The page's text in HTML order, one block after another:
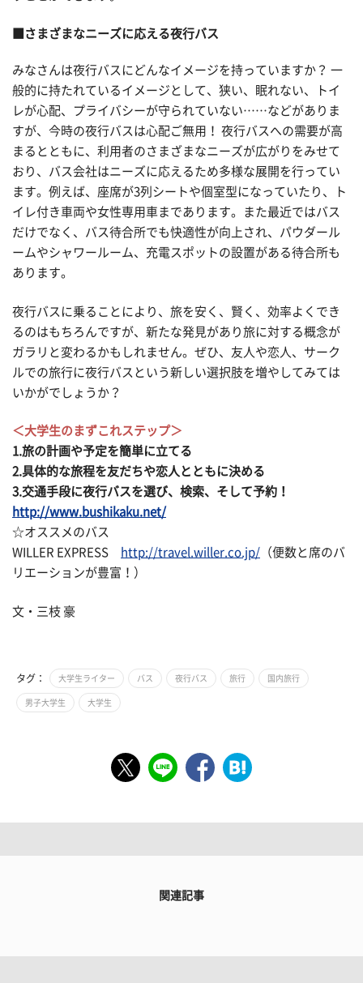
■さまざまなニーズに応える夜行バス
みなさんは夜行バスにどんなイメージを持っていますか？ 一
般的に持たれているイメージとして、狭い、眠れない、トイ
レが心配、プライバシーが守られていない……などがありま
すが、今時の夜行バスは心配ご無用！ 夜行バスへの需要が高
まるとともに、利用者のさまざまなニーズが広がりをみせて
おり、バス会社はニーズに応えるため多様な展開を行ってい
ます。例えば、座席が3列シートや個室型になっていたり、ト
イレ付き車両や女性専用車まであります。また最近ではバス
だけでなく、バス待合所でも快適性が向上され、パウダール
ームやシャワールーム、充電スポットの設置がある待合所も
あります。
夜行バスに乗ることにより、旅を安く、賢く、効率よくでき
るのはもちろんですが、新たな発見があり旅に対する概念が
ガラリと変わるかもしれません。ぜひ、友人や恋人、サーク
ルでの旅行に夜行バスという新しい選択肢を増やしてみては
いかがでしょうか？
＜大学生のまずこれステップ＞
1.旅の計画や予定を簡単に立てる
2.具体的な旅程を友だちや恋人とともに決める
3.交通手段に夜行バスを選び、検索、そして予約！
http://www.bushikaku.net/
☆オススメのバス
WILLER EXPRESS
http://travel.willer.co.jp/ （便数と席のバ
リエーションが豊富！）
文・三枝 豪
タグ： 大学生ライター バス 夜行バス 旅行 国内旅行
男子大学生 大学生
関連記事